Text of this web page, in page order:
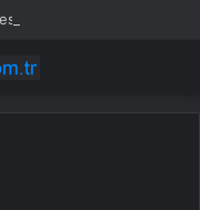
başlandı